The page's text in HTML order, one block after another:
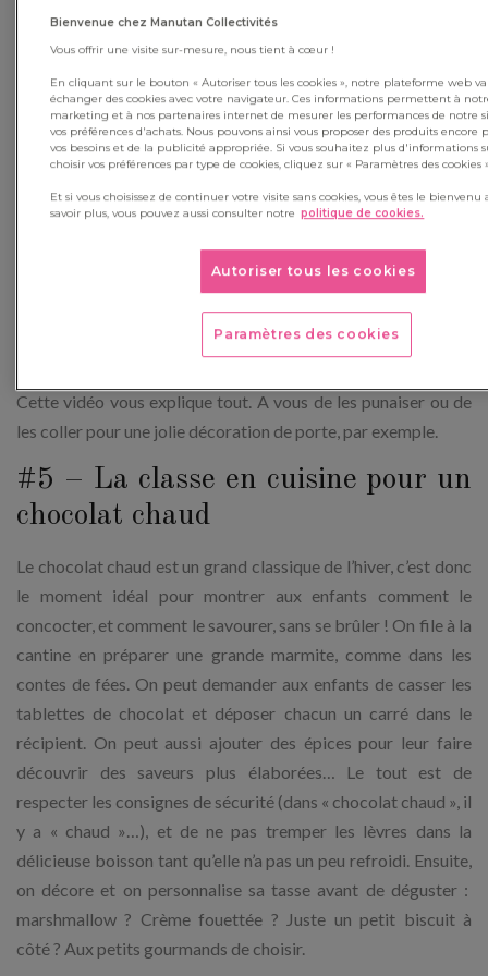
amusants et faciles à fabriquer. Une fois le pliage effectué, les
petits peuvent le découper, en suivant des pointillés… ou,
mieux, leur intuition, sous la direction de leurenseignant.
n’y a pas deux flocons identiques.
#4 - … ou en fil chenille
découpage papier: voici des flocons en fil
chenille, eux aussi simples à réaliser et à personnaliser. Les
Cette vidéo vous explique tout. A vous de les punaiser ou de
les coller pour une jolie décoration de porte, par exemple.
#5 – La classe en cuisine pour un
chocolat chaud
Le chocolat chaud est un grand classique de l’hiver, c’est donc
le moment idéal pour montrer aux enfants comment le
concocter, et comment le savourer, sans se brûler ! On file à la
cantine en préparer une grande marmite, comme dans les
contes de fées. On peut demander aux enfants de casser les
tablettes de chocolat et déposer chacun un carré dans le
récipient. On peut aussi ajouter des épices pour leur faire
découvrir des saveurs plus élaborées… Le tout est de
respecter les consignes de sécurité (dans « chocolat chaud », il
y a « chaud »…), et de ne pas tremper les lèvres dans la
délicieuse boisson tant qu’elle n’a pas un peu refroidi. Ensuite,
on décore et on personnalise sa tasse avant de déguster :
marshmallow ? Crème fouettée ? Juste un petit biscuit à
côté ? Aux petits gourmands de choisir.
Bienvenue chez Manutan Collectivités
Vous offrir une visite sur-mesure, nous tient à cœur !
En cliquant sur le bouton « Autoriser tous les cookies », notre plateforme web
échanger des cookies avec votre navigateur. Ces informations permettent à
marketing et à nos partenaires internet de mesurer les performances de notre
vos préférences d'achats. Nous pouvons ainsi vous proposer des produits encore
vos besoins et de la publicité appropriée. Si vous souhaitez plus d'informations
choisir vos préférences par type de cookies, cliquez sur « Paramètres des cookies
Et si vous choisissez de continuer votre visite sans cookies, vous êtes le bienvenu
savoir plus, vous pouvez aussi consulter notre politique de cookies.
Autoriser tous les cookies
Paramètres des cookies